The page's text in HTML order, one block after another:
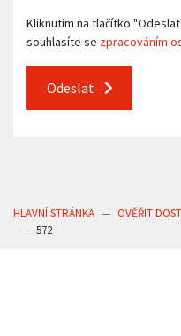
Kliknutím na tlačítko
souhlasíte se zpracováním
Odeslat
HLAVNÍ STRÁNKA OVĚŘIT
572